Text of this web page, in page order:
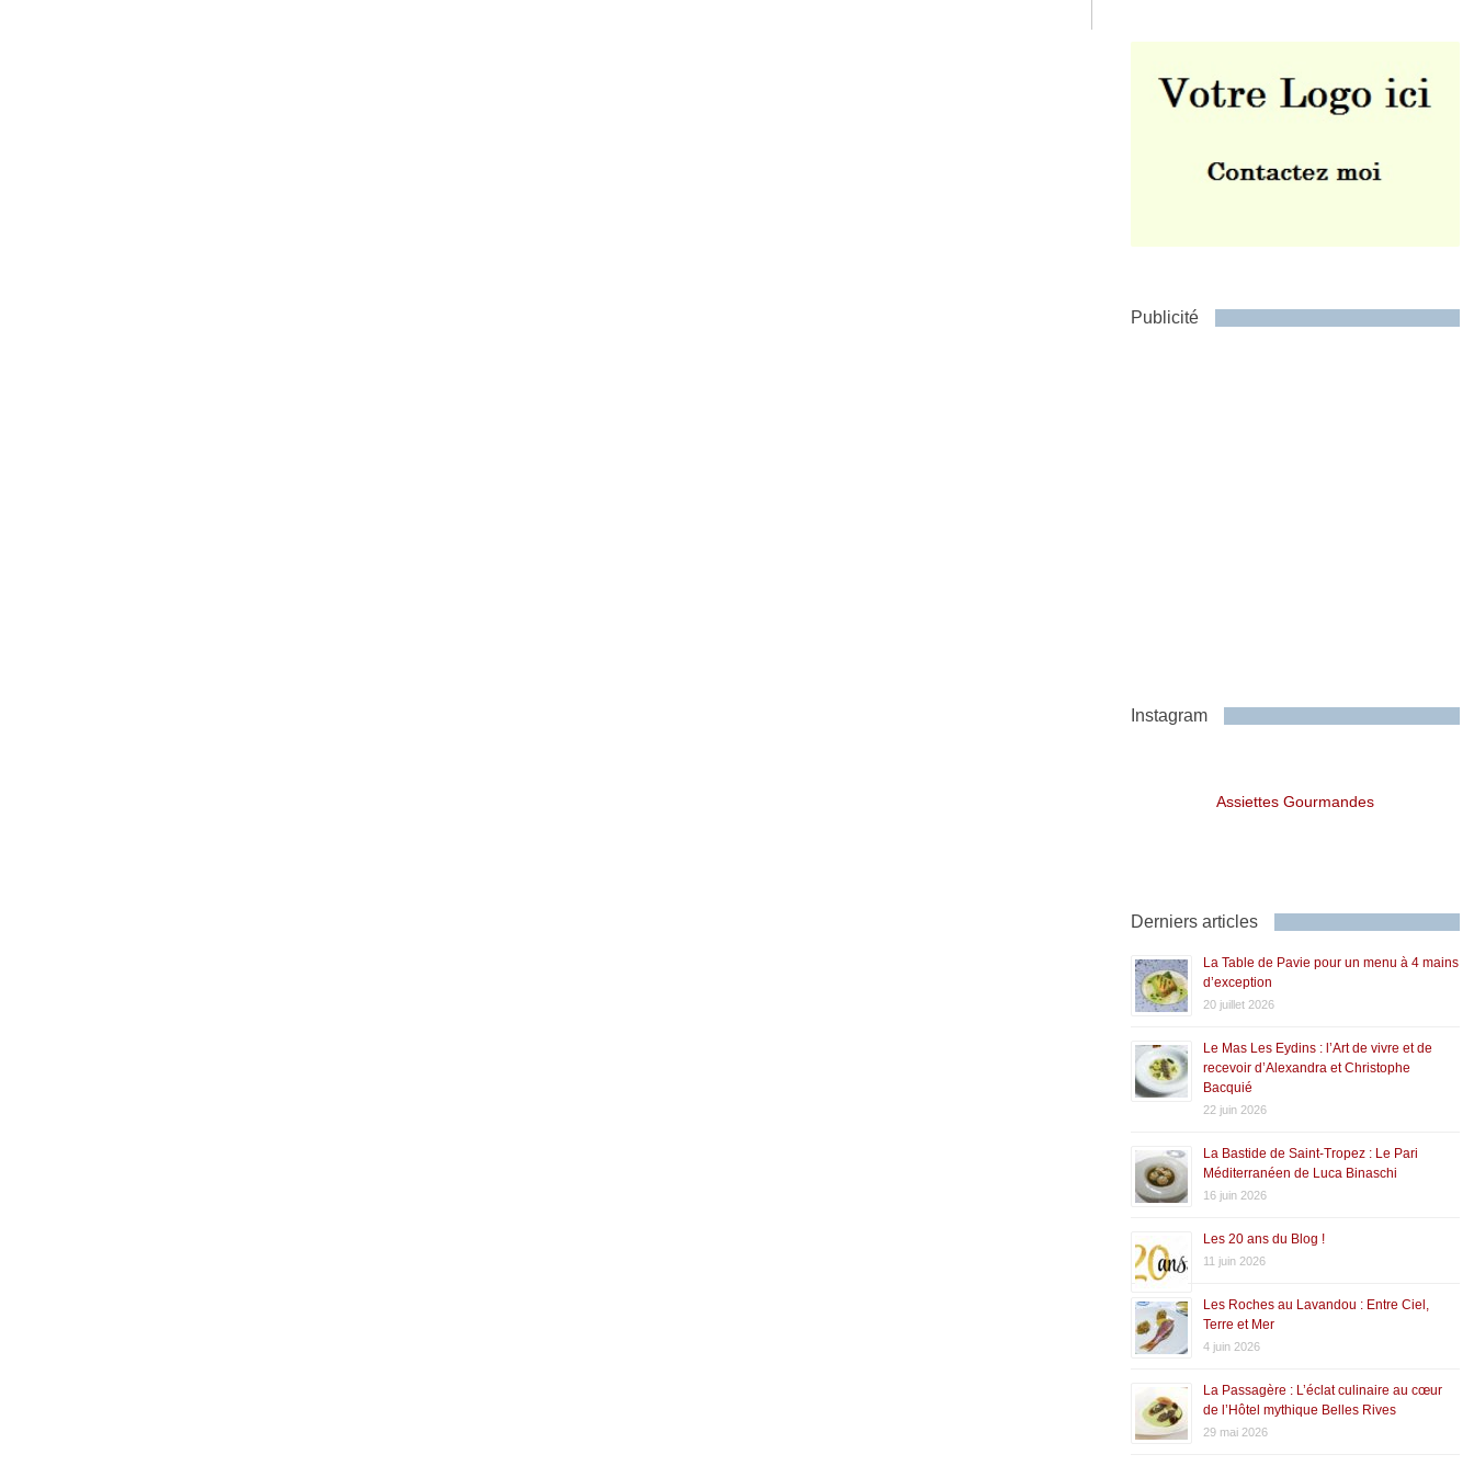
Publicité
Instagram
Assiettes Gourmandes
Derniers articles
La Table de Pavie pour un menu à 4 mains
d’exception
20 juillet 2026
Le Mas Les Eydins : l’Art de vivre et de
recevoir d’Alexandra et Christophe
Bacquié
22 juin 2026
La Bastide de Saint-Tropez : Le Pari
Méditerranéen de Luca Binaschi
16 juin 2026
Les 20 ans du Blog !
11 juin 2026
Les Roches au Lavandou : Entre Ciel,
Terre et Mer
4 juin 2026
La Passagère : L’éclat culinaire au cœur
de l’Hôtel mythique Belles Rives
29 mai 2026